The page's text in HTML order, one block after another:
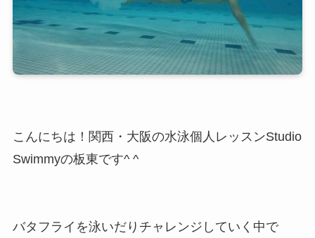
こんにちは！関西・大阪の水泳個人レッスンStudio
Swimmyの板東です^ ^
バタフライを泳いだりチャレンジしていく中で